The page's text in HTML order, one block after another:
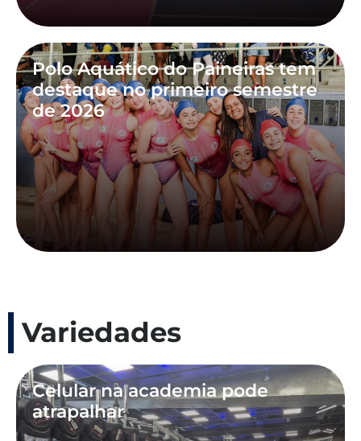
Polo Aquático do Paineiras tem
destaque no primeiro semestre
de 2026
Variedades
Celular na academia pode
atrapalhar